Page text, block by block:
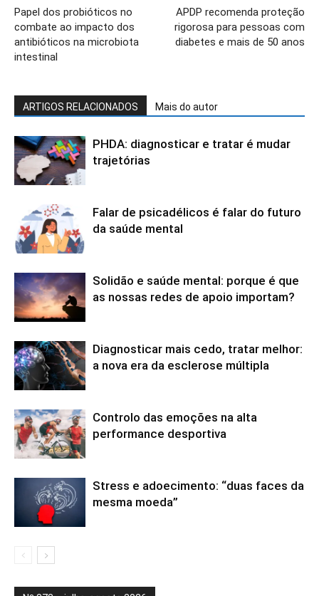
Papel dos probióticos no
combate ao impacto dos
antibióticos na microbiota
intestinal
APDP recomenda proteção
rigorosa para pessoas com
diabetes e mais de 50 anos
ARTIGOS RELACIONADOS Mais do autor
PHDA: diagnosticar e tratar é mudar
trajetórias
Falar de psicadélicos é falar do futuro
da saúde mental
Solidão e saúde mental: porque é que
as nossas redes de apoio importam?
Diagnosticar mais cedo, tratar melhor:
a nova era da esclerose múltipla
Controlo das emoções na alta
performance desportiva
Stress e adoecimento: “duas faces da
mesma moeda”